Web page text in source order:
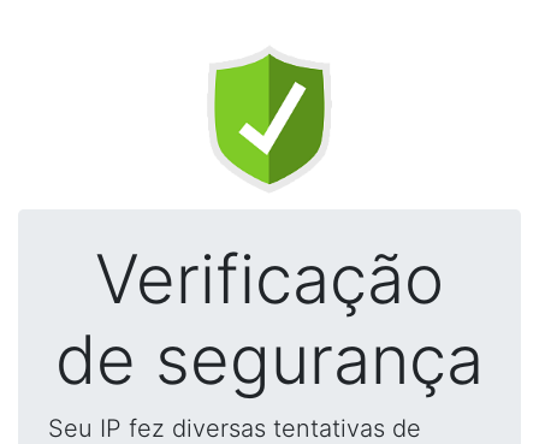
Verificação
de segurança
Seu IP fez diversas tentativas de